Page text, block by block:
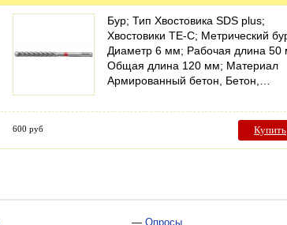
Бур; Тип Хвостовика SDS plus;
Хвостовики TE-C; Метрический
Диаметр 6 мм; Рабочая длина 50
Общая длина 120 мм; Материал
Армированный бетон, Бетон,…
600 руб Купить
— Опросы